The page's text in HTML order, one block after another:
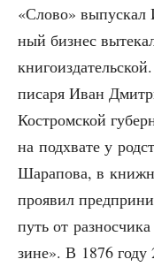
«Сло­во» выпус­кал
ный биз­нес
писа­ря Иван
Костром­ской
на под­хва­те у
Шара­по­ва, в
про­явил
путь от
зине». В 1876